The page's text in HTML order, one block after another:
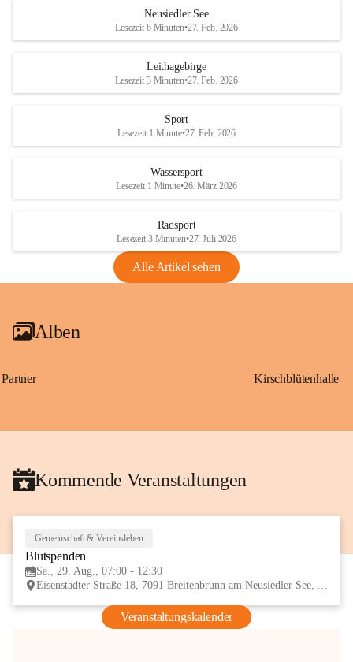
S
und den daraus folgenden wirtschaftlichen
Maßnahmen zur Bekämpfung
Rebe und der Amerikanischen
Anhang VBl. EU Nr. 18
1 Seite•1,4 MB
VBl. EU Nr. 18_2026
r
S
Neusiedler See
Lesezeit 6 Minuten•27. Feb. 2026
Leithagebirge
Lesezeit 3 Minuten•27. Feb. 2026
Sport
Lesezeit 1 Minute•27. Feb. 2026
Wassersport
Lesezeit 1 Minute•26. März 2026
Radsport
Lesezeit 3 Minuten•27. Juli 2026
Alle Artikel sehen
Alben
Partner Kirschblütenhalle
Kommende Veranstaltungen
Gemeinschaft & Vereinsleben
Blutspenden
Sa., 29. Aug., 07:00 - 12:30
Eisenstädter Straße 18, 7091 Breitenbrunn am Neusiedler See, AUT
Veranstaltungskalender